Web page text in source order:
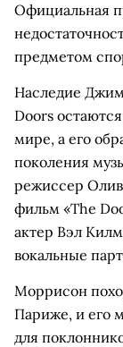
Официальная
предметом
Наследие
Doors
мире, а его
поколения
режиссер
фильм «The
актер Вэл
вокальные
Моррисон
Париже, и его
для